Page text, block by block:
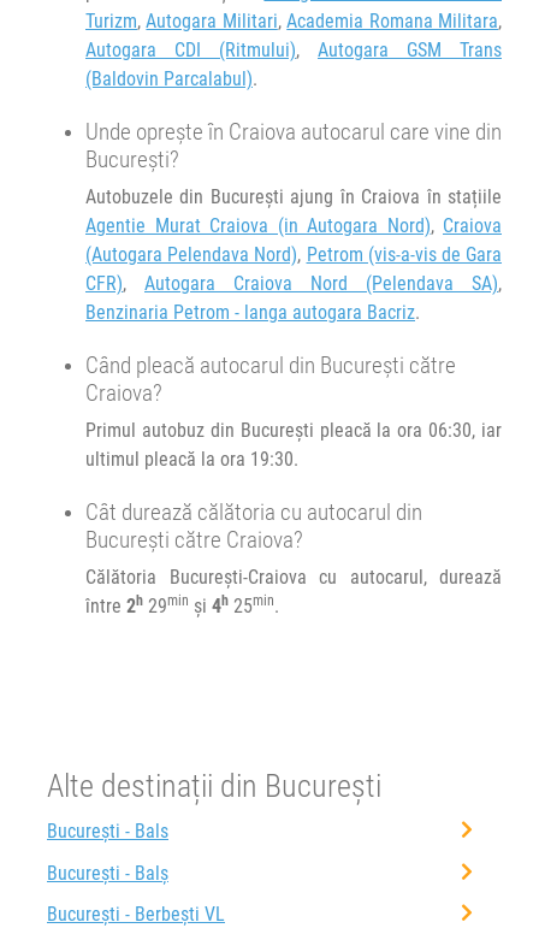
Durată:
min
Zile de circulație:
L M M J V S D
Turizm,Autogara Militari,Academia Romana Militara,
Autogara CDI (Ritmului), Autogara GSM Trans
(Baldovin Parcalabul).
Unde oprește în Craiova autocarul care vine din
București?
Autobuzele din București ajung în Craiova în stațiile
Agentie Murat Craiova (in Autogara Nord), Craiova
(Autogara Pelendava Nord), Petrom (vis-a-vis de Gara
CFR), Autogara Craiova Nord (Pelendava SA),
Benzinaria Petrom - langa autogara Bacriz.
Când pleacă autocarul din București către
Craiova?
Primul autobuz din București pleacă la ora 06:30, iar
ultimul pleacă la ora 19:30.
Cât durează călătoria cu autocarul din
București către Craiova?
Călătoria București-Craiova cu autocarul, durează
între 2h 29min și 4h 25min.
Alte destinații din București
București - Bals
București - Balș
București - Berbești VL